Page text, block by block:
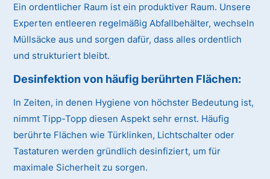
Ein ordentlicher Raum ist ein produktiver Raum. Unsere
Experten entleeren regelmäßig Abfallbehälter, wechseln
Müllsäcke aus und sorgen dafür, dass alles ordentlich
und strukturiert bleibt.
Desinfektion von häufig berührten Flächen:
In Zeiten, in denen Hygiene von höchster Bedeutung ist,
nimmt Tipp-Topp diesen Aspekt sehr ernst. Häufig
berührte Flächen wie Türklinken, Lichtschalter oder
Tastaturen werden gründlich desinfiziert, um für
maximale Sicherheit zu sorgen.